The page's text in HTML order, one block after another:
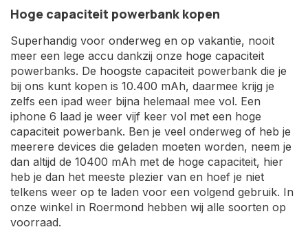
Hoge capaciteit powerbank kopen
Superhandig voor onderweg en op vakantie, nooit
meer een lege accu dankzij onze hoge capaciteit
powerbanks. De hoogste capaciteit powerbank die je
bij ons kunt kopen is 10.400 mAh, daarmee krijg je
zelfs een ipad weer bijna helemaal mee vol. Een
iphone 6 laad je weer vijf keer vol met een hoge
capaciteit powerbank. Ben je veel onderweg of heb je
meerere devices die geladen moeten worden, neem je
dan altijd de 10400 mAh met de hoge capaciteit, hier
heb je dan het meeste plezier van en hoef je niet
telkens weer op te laden voor een volgend gebruik. In
onze winkel in Roermond hebben wij alle soorten op
voorraad.